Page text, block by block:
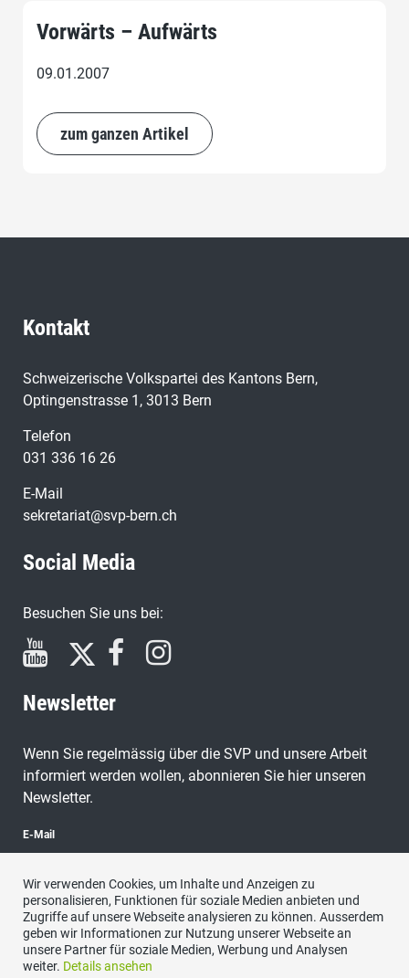
Vorwärts – Aufwärts
09.01.2007
zum ganzen Artikel
Kontakt
Schweizerische Volkspartei des Kantons Bern,
Optingenstrasse 1, 3013 Bern
Telefon
031 336 16 26
E-Mail
sekretariat@svp-bern.ch
Social Media
Besuchen Sie uns bei:
Newsletter
Wenn Sie regelmässig über die SVP und unsere Arbeit
informiert werden wollen, abonnieren Sie hier unseren
Newsletter.
E-Mail
abonnieren
Wir verwenden Cookies, um Inhalte und Anzeigen zu
personalisieren, Funktionen für soziale Medien anbieten und
Zugriffe auf unsere Webseite analysieren zu können. Ausserdem
geben wir Informationen zur Nutzung unserer Webseite an
unsere Partner für soziale Medien, Werbung und Analysen
weiter. Details ansehen